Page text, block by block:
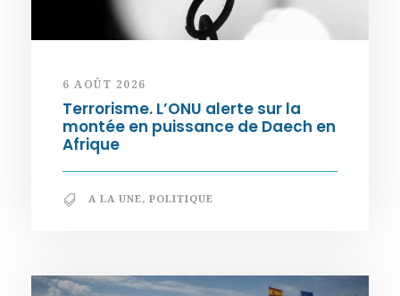
6 AOÛT 2026
Terrorisme. L’ONU alerte sur la
montée en puissance de Daech en
Afrique
A LA UNE, POLITIQUE